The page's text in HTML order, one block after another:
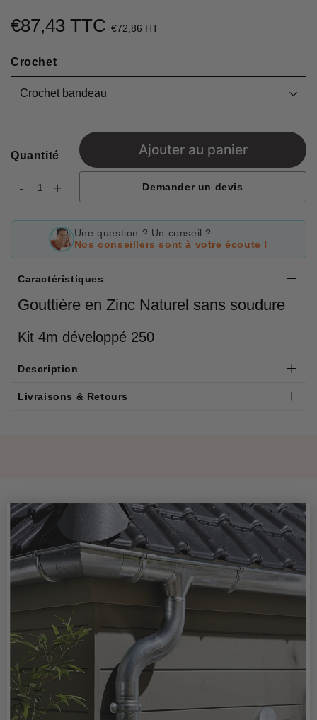
€87,43 TTC €72,86 HT
price
Crochet
Quantité
- +
Ajouter au panier
Demander un devis
Une question ? Un conseil ?
Nos conseillers sont à votre écoute !
Caractéristiques
Gouttière en Zinc Naturel sans soudure
Kit 4m développé 250
Description
Livraisons & Retours